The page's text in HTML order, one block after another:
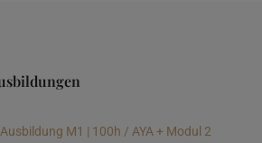
M1 | 100h / AYA + Modul 2